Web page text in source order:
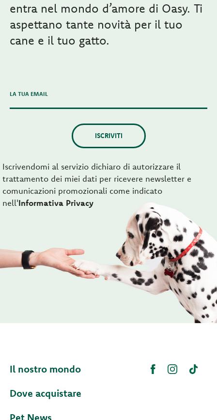
entra nel mondo d’amore di Oasy. Ti
aspettano tante novità per il tuo
cane e il tuo gatto.
LA TUA EMAIL
ISCRIVITI
Iscrivendomi al servizio dichiaro di autorizzare il
trattamento dei miei dati per ricevere newsletter e
comunicazioni promozionali come indicato
nell'Informativa Privacy
Il nostro mondo
Dove acquistare
Pet News